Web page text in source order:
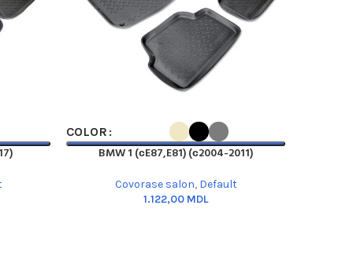
SELECT OPTIONS
COLOR
BMW 1 (сE87,E81) (с2004-2011)
Covorase salon, Default
MDL